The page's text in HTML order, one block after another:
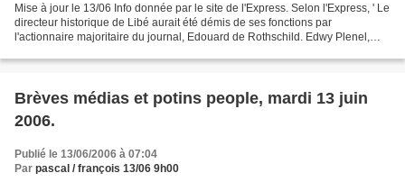
Mise à jour le 13/06 Info donnée par le site de l'Express. Selon l'Express, ' Le
directeur historique de Libé aurait été démis de ses fonctions par
l'actionnaire majoritaire du journal, Edouard de Rothschild. Edwy Plenel,
Brèves médias et potins people, mardi 13 juin
2006.
Publié le 13/06/2006 à 07:04
Par pascal / françois 13/06 9h00